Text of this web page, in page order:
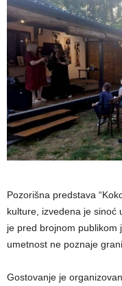
Pozorišna predstava
kulture, izvedena je sinoć
je pred brojnom publikom
umetnost ne poznaje
Gostovanje je